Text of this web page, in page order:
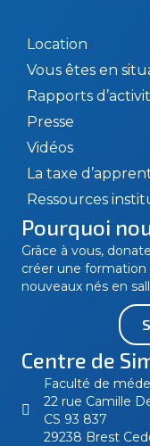
Location
Vous êtes en
Rapports
Presse
Vidéos
La taxe
Ressources
Pourquoi
Grâce à vous,
créer une
nouveaux nés en
Centre de
Faculté de
22 rue Camille
CS 93 837
29238 Brest